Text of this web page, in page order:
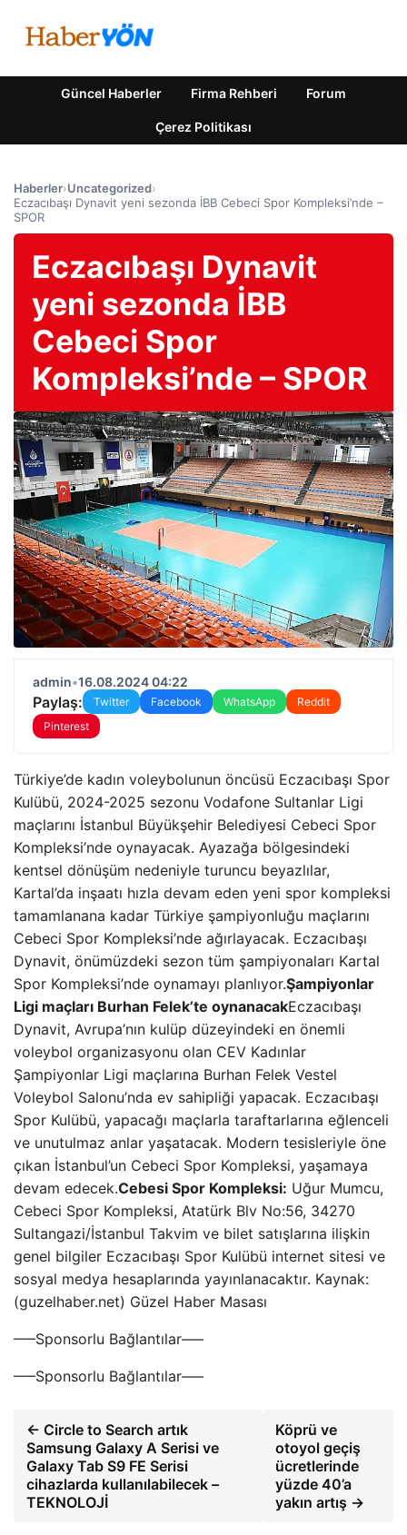
Güncel Haberler Firma Rehberi Forum
Çerez Politikası
Haberler›Uncategorized›
Eczacıbaşı Dynavit yeni sezonda İBB Cebeci Spor Kompleksi’nde –
SPOR
Eczacıbaşı Dynavit
yeni sezonda İBB
Cebeci Spor
Kompleksi’nde – SPOR
admin•16.08.2024 04:22
Paylaş: Twitter Facebook WhatsApp
Reddit
Pinterest
Türkiye’de kadın voleybolunun öncüsü Eczacıbaşı Spor
Kulübü, 2024-2025 sezonu Vodafone Sultanlar Ligi
maçlarını İstanbul Büyükşehir Belediyesi Cebeci Spor
Kompleksi’nde oynayacak. Ayazağa bölgesindeki
kentsel dönüşüm nedeniyle turuncu beyazlılar,
Kartal’da inşaatı hızla devam eden yeni spor kompleksi
tamamlanana kadar Türkiye şampiyonluğu maçlarını
Cebeci Spor Kompleksi’nde ağırlayacak. Eczacıbaşı
Dynavit, önümüzdeki sezon tüm şampiyonaları Kartal
Spor Kompleksi’nde oynamayı planlıyor.Şampiyonlar
Ligi maçları Burhan Felek’te oynanacakEczacıbaşı
Dynavit, Avrupa’nın kulüp düzeyindeki en önemli
voleybol organizasyonu olan CEV Kadınlar
Şampiyonlar Ligi maçlarına Burhan Felek Vestel
Voleybol Salonu’nda ev sahipliği yapacak. Eczacıbaşı
Spor Kulübü, yapacağı maçlarla taraftarlarına eğlenceli
ve unutulmaz anlar yaşatacak. Modern tesisleriyle öne
çıkan İstanbul’un Cebeci Spor Kompleksi, yaşamaya
devam edecek.Cebesi Spor Kompleksi: Uğur Mumcu,
Cebeci Spor Kompleksi, Atatürk Blv No:56, 34270
Sultangazi/İstanbul Takvim ve bilet satışlarına ilişkin
genel bilgiler Eczacıbaşı Spor Kulübü internet sitesi ve
sosyal medya hesaplarında yayınlanacaktır. Kaynak:
(guzelhaber.net) Güzel Haber Masası
—–Sponsorlu Bağlantılar—–
—–Sponsorlu Bağlantılar—–
← Circle to Search artık
Samsung Galaxy A Serisi ve
Galaxy Tab S9 FE Serisi
cihazlarda kullanılabilecek –
TEKNOLOJİ
Köprü ve
otoyol geçiş
ücretlerinde
yüzde 40’a
yakın artış →